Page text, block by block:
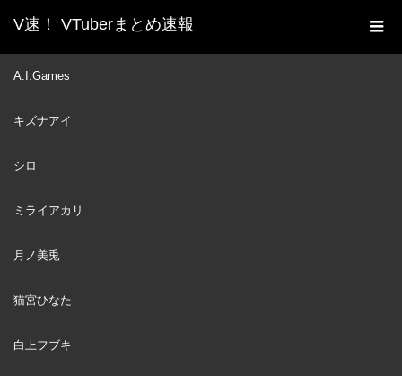
V速！ VTuberまとめ速報
A.I.Games
キズナアイ
シロ
ミライアカリ
月ノ美兎
猫宮ひなた
白上フブキ
ホーム
新着動画一覧
じ #vtuber
AUG